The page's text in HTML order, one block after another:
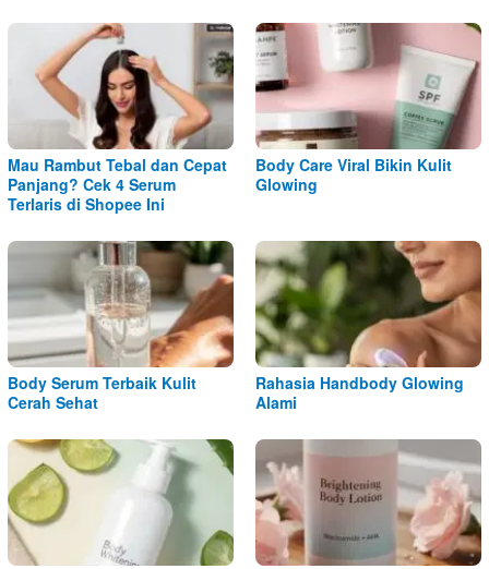
Mau Rambut Tebal dan Cepat
Panjang? Cek 4 Serum
Terlaris di Shopee Ini
Body Care Viral Bikin Kulit
Glowing
Body Serum Terbaik Kulit
Cerah Sehat
Rahasia Handbody Glowing
Alami